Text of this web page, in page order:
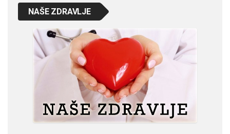
NAŠE ZDRAVLJE